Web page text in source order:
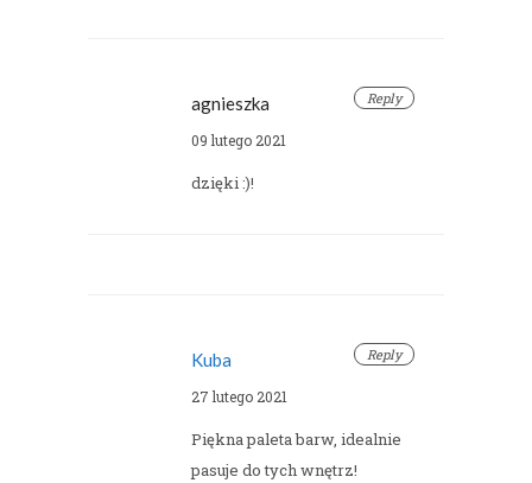
Reply
agnieszka
09 lutego 2021
dzięki :)!
Reply
Kuba
27 lutego 2021
Piękna paleta barw, idealnie
pasuje do tych wnętrz!